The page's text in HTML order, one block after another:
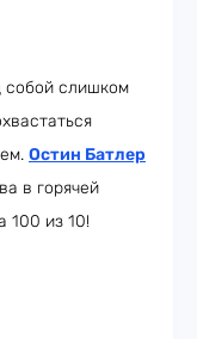
собой слишком
Остин Батлер
в горячей
100 из 10!